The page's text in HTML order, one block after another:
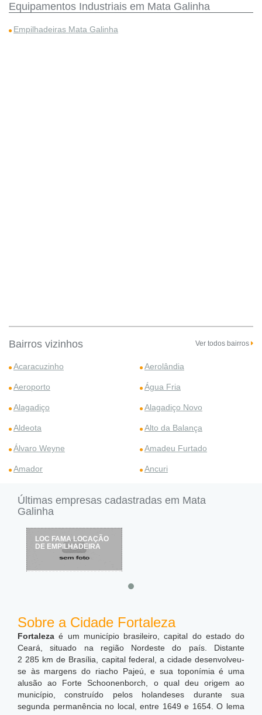
Equipamentos Industriais em Mata Galinha
Empilhadeiras Mata Galinha
Bairros vizinhos Ver todos bairros
Acaracuzinho Aerolândia
Aeroporto Água Fria
Alagadiço Alagadiço Novo
Aldeota Alto da Balança
Álvaro Weyne Amadeu Furtado
Amador Ancuri
Últimas empresas cadastradas em Mata
Galinha
LOC FAMA LOCAÇÃO
DE EMPILHADEIRA
Sobre a Cidade Fortaleza
Fortaleza é um município brasileiro, capital do estado do
Ceará, situado na região Nordeste do país. Distante
2 285 km de Brasília, capital federal, a cidade desenvolveu-
se às margens do riacho Pajeú, e sua toponímia é uma
alusão ao Forte Schoonenborch, o qual deu origem ao
município, construído pelos holandeses durante sua
segunda permanência no local, entre 1649 e 1654. O lema